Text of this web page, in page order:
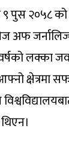
९ पुस २०५८
अफ
लक्का
क्षेत्रमा